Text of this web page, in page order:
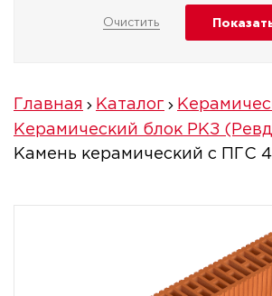
Главная Каталог
Керамический блок РКЗ
Камень керамический с ПГС